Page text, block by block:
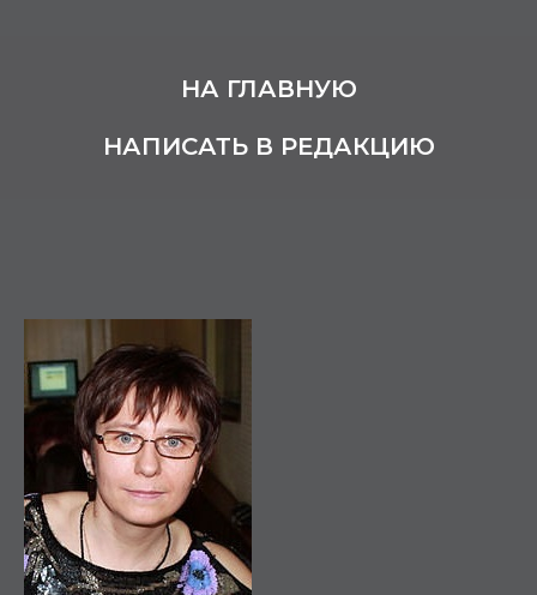
НА ГЛАВНУЮ
НАПИСАТЬ В РЕДАКЦИЮ